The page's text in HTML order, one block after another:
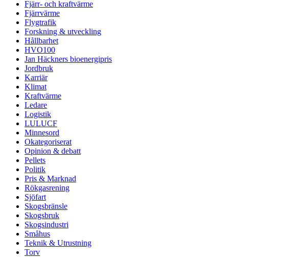
Fjärr- och kraftvärme
Fjärrvärme
Flygtrafik
Forskning & utveckling
Hållbarhet
HVO100
Jan Häckners bioenergipris
Jordbruk
Karriär
Klimat
Kraftvärme
Ledare
Logistik
LULUCF
Minnesord
Okategoriserat
Opinion & debatt
Pellets
Politik
Pris & Marknad
Rökgasrening
Sjöfart
Skogsbränsle
Skogsbruk
Skogsindustri
Småhus
Teknik & Utrustning
Torv